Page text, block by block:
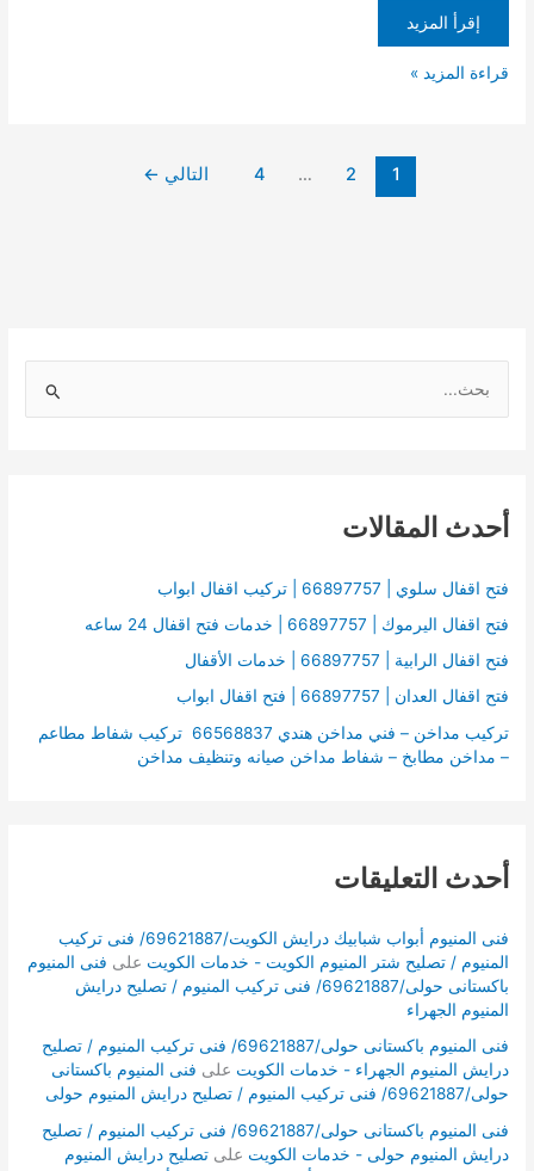
إقرأ المزيد
قراءة المزيد »
1
2
…
4 التالي ←
ث
ن
:
أحدث المقالات
فتح اقفال سلوي | 66897757 | تركيب اقفال ابواب
فتح اقفال اليرموك | 66897757 | خدمات فتح اقفال 24 ساعه
فتح اقفال الرابية | 66897757 | خدمات الأقفال
فتح اقفال العدان | 66897757 | فتح اقفال ابواب
تركيب مداخن – فني مداخن هندي 66568837 تركيب شفاط مطاعم
– مداخن مطابخ – شفاط مداخن صيانه وتنظيف مداخن
أحدث التعليقات
فنى المنيوم أبواب شبابيك درايش الكويت/69621887/ فنى تركيب
المنيوم / تصليح شتر المنيوم الكويت - خدمات الكويت على فنى المنيوم
باكستانى حولى/69621887/ فنى تركيب المنيوم / تصليح درايش
المنيوم الجهراء
فنى المنيوم باكستانى حولى/69621887/ فنى تركيب المنيوم / تصليح
درايش المنيوم الجهراء - خدمات الكويت على فنى المنيوم باكستانى
حولى/69621887/ فنى تركيب المنيوم / تصليح درايش المنيوم حولى
فنى المنيوم باكستانى حولى/69621887/ فنى تركيب المنيوم / تصليح
درايش المنيوم حولى - خدمات الكويت علىتصليح درايش المنيوم